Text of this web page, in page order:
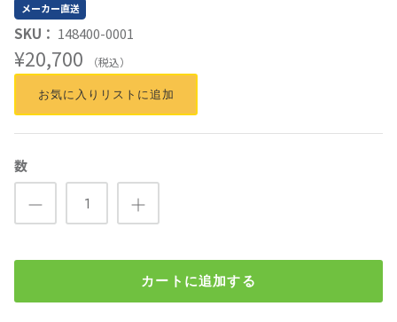
メーカー直送
SKU： 148400-0001
¥20,700 （税込）
お気に入りリストに追加
数
カートに追加する